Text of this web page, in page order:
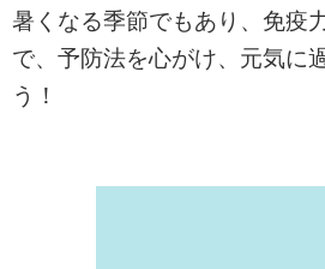
暑くなる季節でもあり、免疫
で、予防法を心がけ、元気に
う！